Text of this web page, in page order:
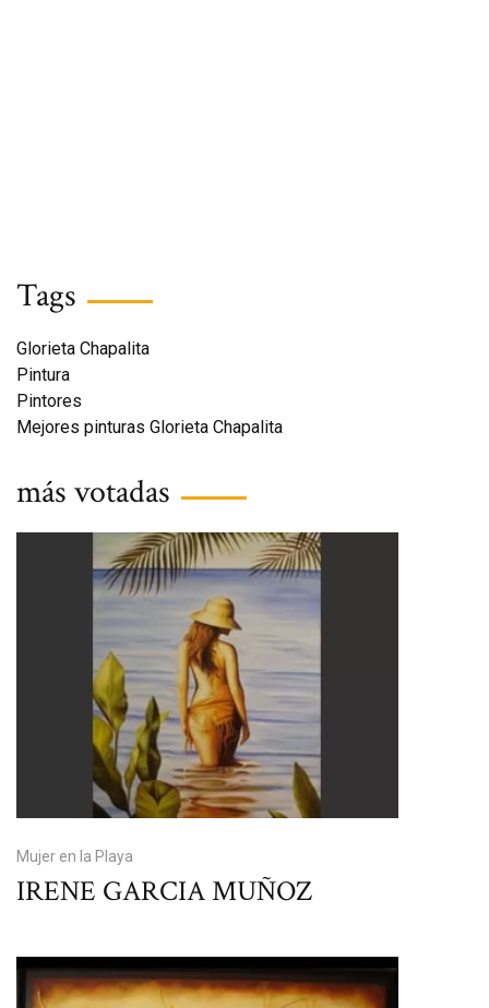
Tags
Glorieta Chapalita
Pintura
Pintores
Mejores pinturas Glorieta Chapalita
más votadas
Mujer en la Playa
IRENE GARCIA MUÑOZ